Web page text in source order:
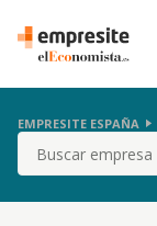
EMPRESITE ESPAÑA
Buscar